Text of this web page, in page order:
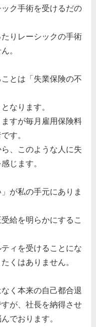
ク手術を受けるだの
りレーシックの手術
。
とは「失業保険の不
なります。
すが毎月雇用保険料
す。
、このような人に失
じます。
が私の手元にありま
給を明らかにするこ
ィを受けることにな
くはありません。
く本来の自己都合退
が、社長を納得させ
でおります。